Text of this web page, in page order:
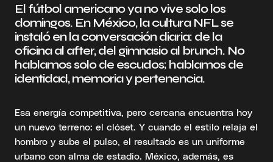
El fútbol americano ya no vive solo los
domingos. En México, la cultura NFL se
instaló en la conversación diaria: de la
oficina al after, del gimnasio al brunch. No
hablamos solo de escudos; hablamos de
identidad, memoria y pertenencia.
Esa energía competitiva, pero cercana encuentra hoy
un nuevo terreno: el clóset. Y cuando el estilo relaja el
hombro y sube el pulso, el resultado es un uniforme
urbano con alma de estadio. México, además, es